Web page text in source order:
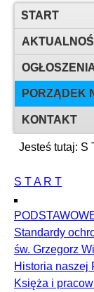
START
PORZĄDEK
KONTAKT
Jesteś tutaj: S
S T A R T
Standardy
św. Grzegorz
Historia naszej
Księża i